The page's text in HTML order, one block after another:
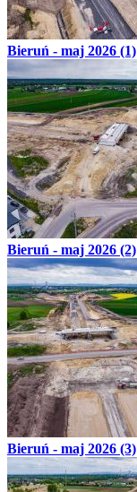
Bieruń - maj 2026 (1)
Bieruń - maj 2026 (2)
Bieruń - maj 2026 (3)